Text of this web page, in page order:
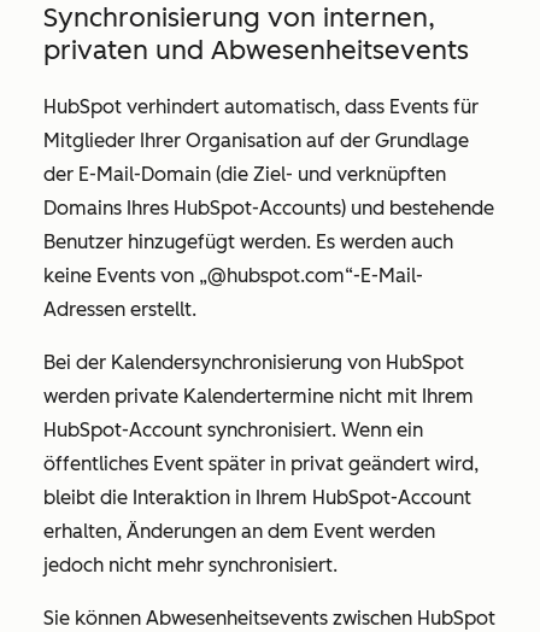
Synchronisierung von internen,
privaten und Abwesenheitsevents
HubSpot verhindert automatisch, dass Events für
Mitglieder Ihrer Organisation auf der Grundlage
der E-Mail-Domain (die Ziel- und verknüpften
Domains Ihres HubSpot-Accounts) und bestehende
Benutzer hinzugefügt werden. Es werden auch
keine Events von „@hubspot.com“-E-Mail-
Adressen erstellt.
Bei der Kalendersynchronisierung von HubSpot
werden private Kalendertermine nicht mit Ihrem
HubSpot-Account synchronisiert. Wenn ein
öffentliches Event später in privat geändert wird,
bleibt die Interaktion in Ihrem HubSpot-Account
erhalten, Änderungen an dem Event werden
jedoch nicht mehr synchronisiert.
Sie können Abwesenheitsevents zwischen HubSpot